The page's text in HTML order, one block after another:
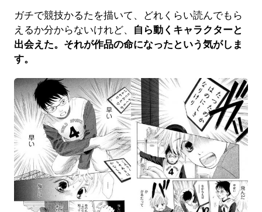
ガチで競技かるたを描いて、どれくらい読んでもら
えるか分からないけれど、
自ら動くキャラクターと
出会えた。それが作品の命になったという気がしま
す。